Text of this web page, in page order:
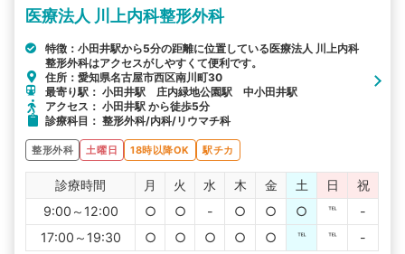
医療法人 川上内科整形外科
特徴：小田井駅から5分の距離に位置している医療法人 川上内科
整形外科はアクセスがしやすくて便利です。
住所：愛知県名古屋市西区南川町30
最寄り駅： 小田井駅 庄内緑地公園駅 中小田井駅
アクセス： 小田井駅 から徒歩5分
診療科目： 整形外科/内科/リウマチ科
整形外科 土曜日 18時以降OK 駅チカ
診療時間 月 火 水 木 金 土 日
祝
9:00～12:00
○ ○ - ○ ○ ○ ℡
-
17:00～19:30
○ ○ ○ ○ ○ ℡ ℡ -